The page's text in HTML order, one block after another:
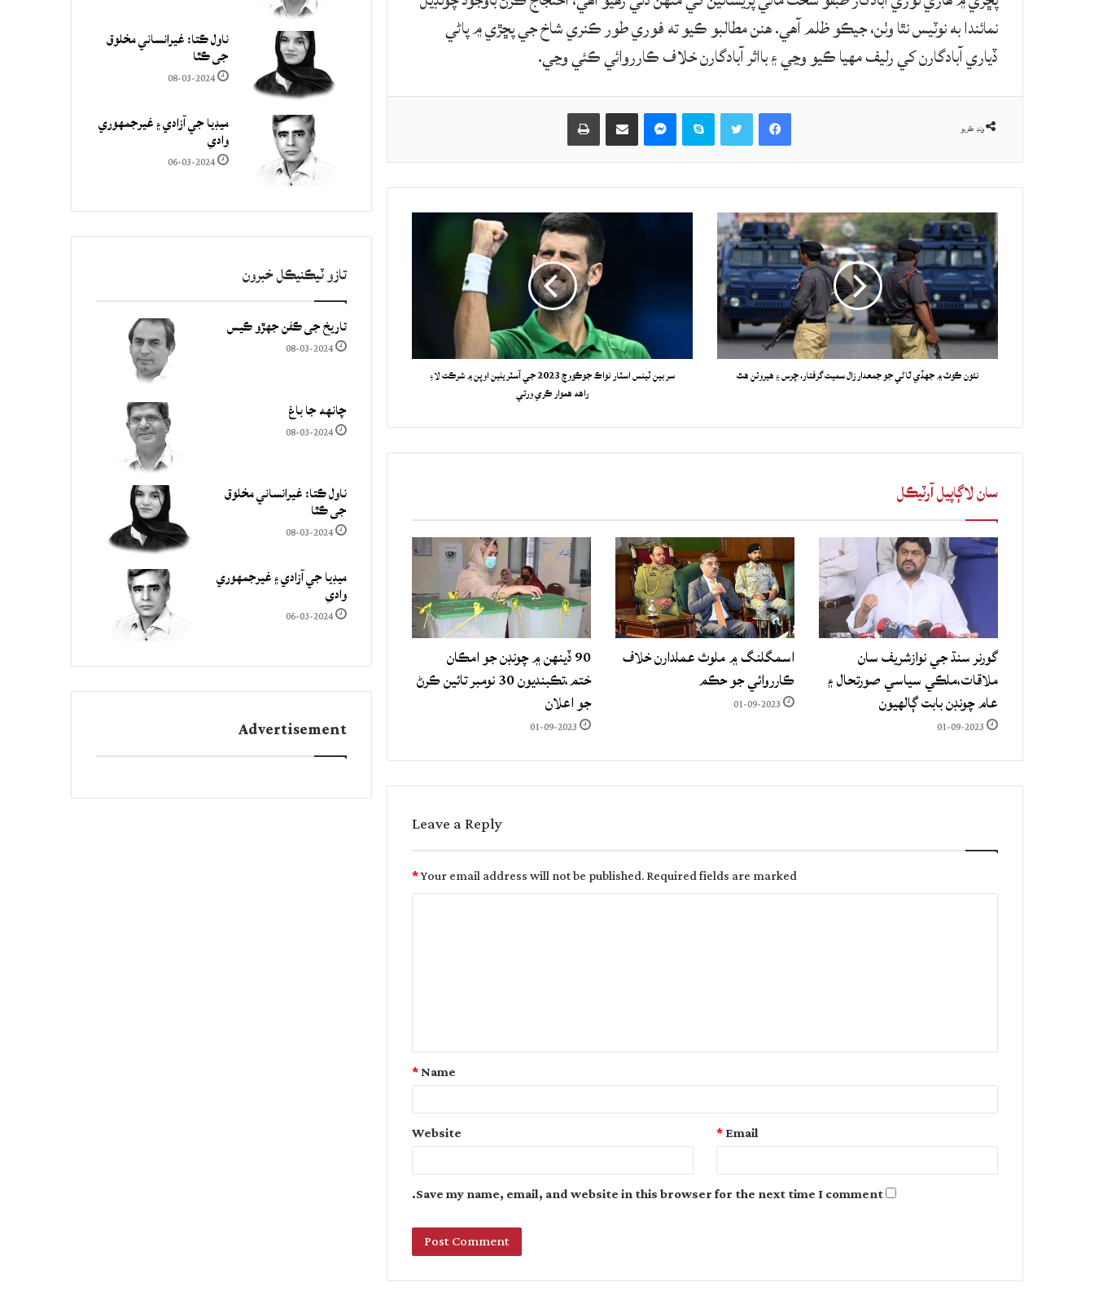
نمائندا به نوٽيس نٿا وٺن، جيڪو ظلم آهي. ھنن مطالبو ڪيو ته فوري طور ڪنري شاخ جي پڇڙي ۾ پاڻي
ڏياري آبادگارن کي رليف مھيا ڪيو وڃي ۽ بااثر آبادگارن خلاف ڪارروائي ڪئي وڃي.
ونڊ ڪريو
Facebook
Skype حصيداري ڪريو اي ميل ذريعي
نئون ڪوٽ ۾ جهڏي ٿاڻي جو جمعدار زال سميت گرفتار، چرس ۽ هيروئن هٿ
سربين ٽينس اسٽار نواڪ جوڪووچ 2023 جي آسٽريلين اوپن ۾ شرڪت لاءِ
راهه هموار ڪري ورتي
سان لاڳاپيل آرٽيڪل
گورنر سنڌ جي نوازشريف سان
ملاقات،ملڪي سياسي صورتحال ۽
عام چونڊن بابت ڳالهيون
01-09-2023
اسمگلنگ ۾ ملوث عملدارن خلاف
ڪارروائي جو حڪم
01-09-2023
90 ڏينهن ۾ چونڊن جو امڪان
ختم،تڪبنديون 30 نومبر تائين ڪرڻ
جو اعلان
01-09-2023
Leave a Reply
Your email address will not be published.Required fields are marked
*
t
Name
*
Email
*
Website
Save my name, email, and website in this browser for the next time I comment.
ناول ڪتا: غيرانساني مخلوق
جي ڪٿا
08-03-2024
ميڊيا جي آزادي ۽ غيرجمھوري
وادي
06-03-2024
تازو ٽيڪنيڪل خبرون
تاريخ جي ڪفن جھڙو ڪيس
08-03-2024
چانهه جا باغ
08-03-2024
ناول ڪتا: غيرانساني مخلوق
جي ڪٿا
08-03-2024
ميڊيا جي آزادي ۽ غيرجمھوري
وادي
06-03-2024
Advertisement